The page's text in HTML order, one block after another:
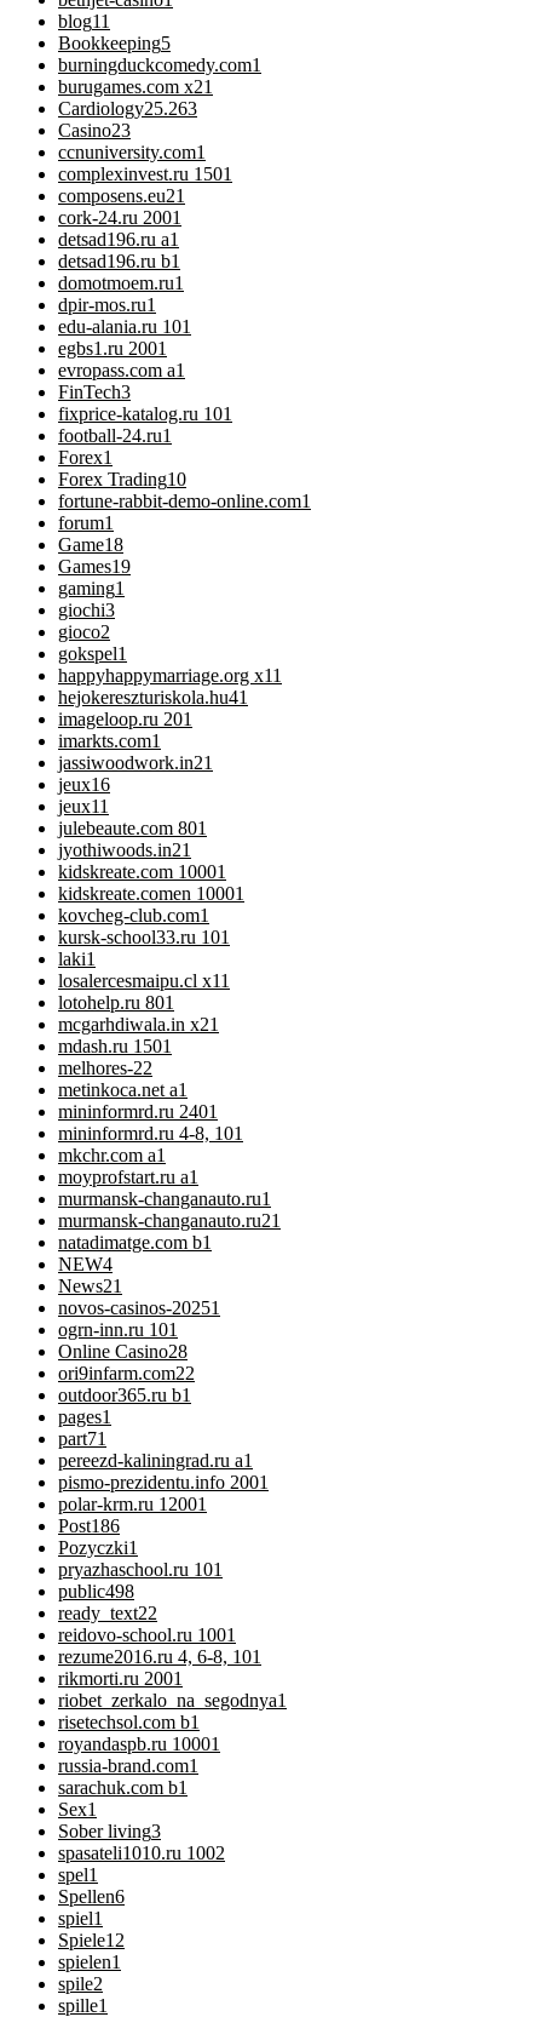
blog11
Bookkeeping5
burningduckcomedy.com1
burugames.com x21
Cardiology25.263
Casino23
ccnuniversity.com1
complexinvest.ru 1501
composens.eu21
cork-24.ru 2001
detsad196.ru a1
detsad196.ru b1
domotmoem.ru1
dpir-mos.ru1
edu-alania.ru 101
egbs1.ru 2001
evropass.com a1
FinTech3
fixprice-katalog.ru 101
football-24.ru1
Forex1
Forex Trading10
fortune-rabbit-demo-online.com1
forum1
Game18
Games19
gaming1
giochi3
gioco2
gokspel1
happyhappymarriage.org x11
hejokereszturiskola.hu41
imageloop.ru 201
imarkts.com1
jassiwoodwork.in21
jeux16
jeux11
julebeaute.com 801
jyothiwoods.in21
kidskreate.com 10001
kidskreate.comen 10001
kovcheg-club.com1
kursk-school33.ru 101
laki1
losalercesmaipu.cl x11
lotohelp.ru 801
mcgarhdiwala.in x21
mdash.ru 1501
melhores-22
metinkoca.net a1
mininformrd.ru 2401
mininformrd.ru 4-8, 101
mkchr.com a1
moyprofstart.ru a1
murmansk-changanauto.ru1
murmansk-changanauto.ru21
natadimatge.com b1
NEW4
News21
novos-casinos-20251
ogrn-inn.ru 101
Online Casino28
ori9infarm.com22
outdoor365.ru b1
pages1
part71
pereezd-kaliningrad.ru a1
pismo-prezidentu.info 2001
polar-krm.ru 12001
Post186
Pozyczki1
pryazhaschool.ru 101
public498
ready_text22
reidovo-school.ru 1001
rezume2016.ru 4, 6-8, 101
rikmorti.ru 2001
riobet_zerkalo_na_segodnya1
risetechsol.com b1
royandaspb.ru 10001
russia-brand.com1
sarachuk.com b1
Sex1
Sober living3
spasateli1010.ru 1002
spel1
Spellen6
spiel1
Spiele12
spielen1
spile2
spille1